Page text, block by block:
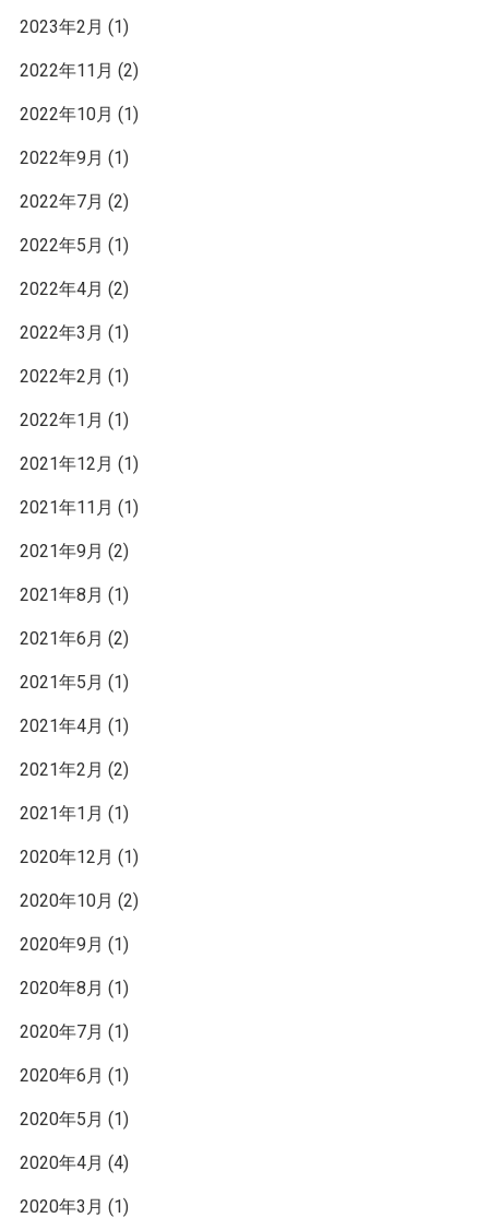
2023年2月 (1)
2022年11月 (2)
2022年10月 (1)
2022年9月 (1)
2022年7月 (2)
2022年5月 (1)
2022年4月 (2)
2022年3月 (1)
2022年2月 (1)
2022年1月 (1)
2021年12月 (1)
2021年11月 (1)
2021年9月 (2)
2021年8月 (1)
2021年6月 (2)
2021年5月 (1)
2021年4月 (1)
2021年2月 (2)
2021年1月 (1)
2020年12月 (1)
2020年10月 (2)
2020年9月 (1)
2020年8月 (1)
2020年7月 (1)
2020年6月 (1)
2020年5月 (1)
2020年4月 (4)
2020年3月 (1)